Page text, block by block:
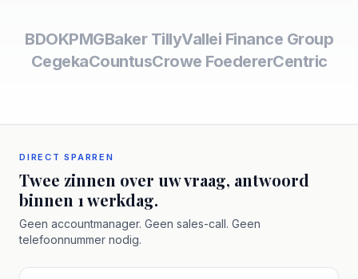
BDOKPMGBaker TillyVallei Finance Group
CegekaCountusCrowe FoedererCentric
DIRECT SPARREN
Twee zinnen over uw vraag, antwoord
binnen 1 werkdag.
Geen accountmanager. Geen sales-call. Geen
telefoonnummer nodig.